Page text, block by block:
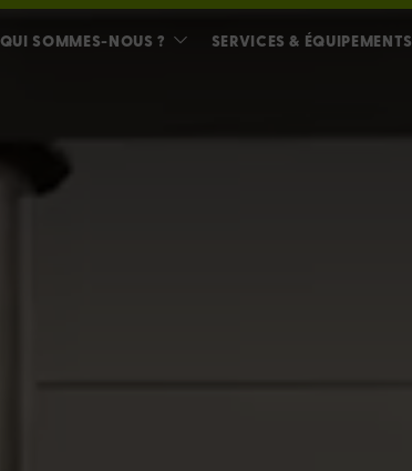
QUI SOMMES-NOUS ?
SERVICES & ÉQUIPEMENTS